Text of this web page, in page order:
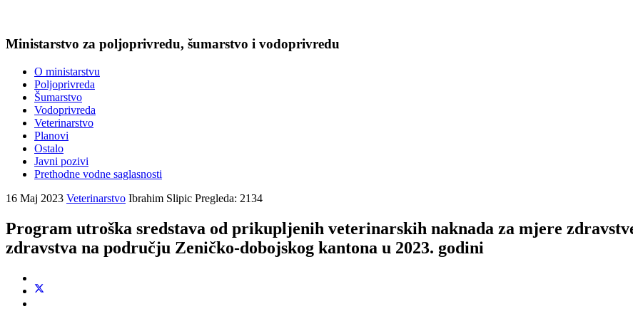
Ministarstvo za poljoprivredu, šumarstvo i vodoprivredu
O ministarstvu
Poljoprivreda
Šumarstvo
Vodoprivreda
Veterinarstvo
Planovi
Ostalo
Javni pozivi
Prethodne vodne saglasnosti
16 Maj 2023 Veterinarstvo Ibrahim Slipic Pregleda: 2134
Program utroška sredstava od prikupljenih veterinarskih naknada za mjere
zdravstva na području Zeničko-dobojskog kantona u 2023. godini